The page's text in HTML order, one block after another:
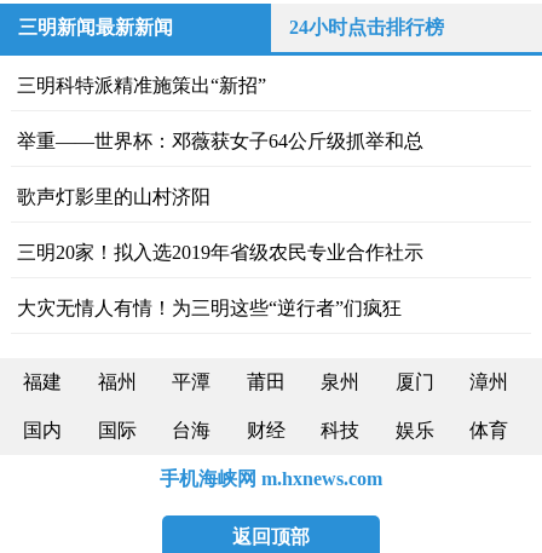
三明新闻最新新闻 24小时点击排行榜
三明科特派精准施策出“新招”
举重——世界杯：邓薇获女子64公斤级抓举和总
歌声灯影里的山村济阳
三明20家！拟入选2019年省级农民专业合作社示
大灾无情人有情！为三明这些“逆行者”们疯狂
福建 福州 平潭 莆田 泉州 厦门 漳州
国内 国际 台海 财经 科技 娱乐 体育
手机海峡网 m.hxnews.com
返回顶部